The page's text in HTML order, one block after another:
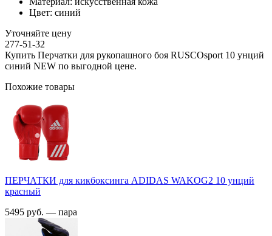
Цвет: синий
Уточняйте цену
277-51-32
Купить Перчатки для рукопашного боя RUSCOsport 10 унций
синий NEW по выгодной цене.
Похожие товары
ПЕРЧАТКИ для кикбоксинга ADIDAS WAKOG2 10 унций
красный
5495 руб. — пара